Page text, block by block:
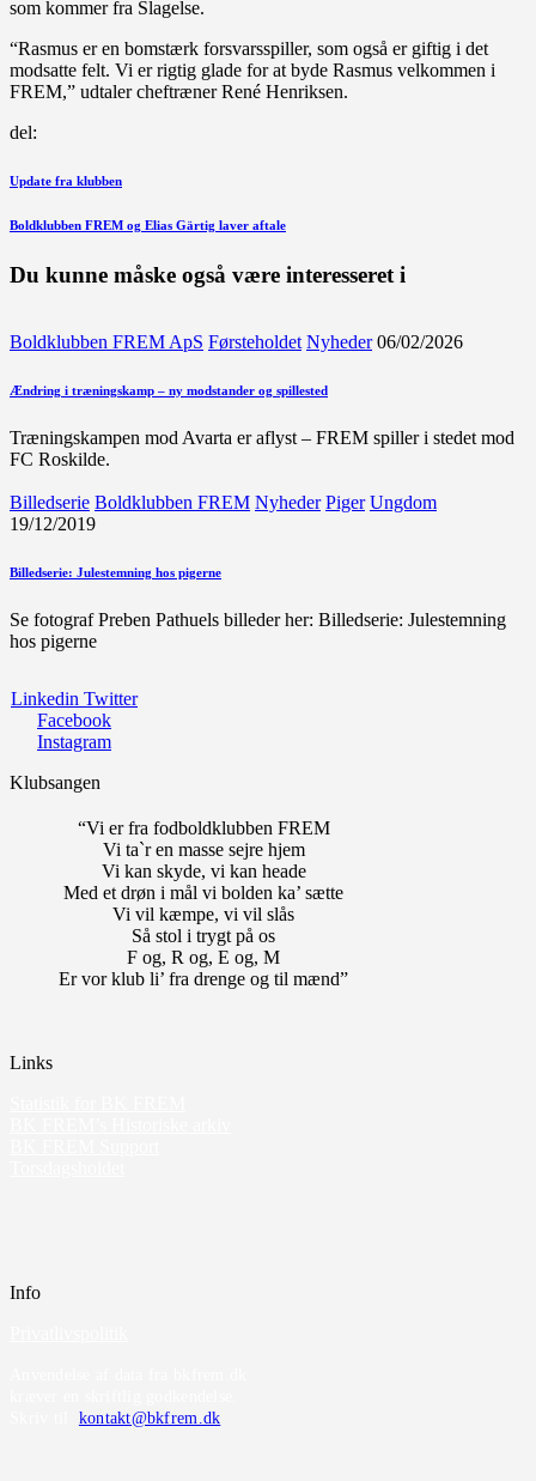
som kommer fra Slagelse.
“Rasmus er en bomstærk forsvarsspiller, som også er giftig i det
modsatte felt. Vi er rigtig glade for at byde Rasmus velkommen i
FREM,” udtaler cheftræner René Henriksen.
del:
Indlægsnavigation
Forrige
Update fra klubben
Næste
Boldklubben FREM og Elias Gärtig laver aftale
Du kunne måske også være interesseret i
Boldklubben FREM ApS Førsteholdet Nyheder 06/02/2026
Ændring i træningskamp – ny modstander og spillested
Træningskampen mod Avarta er aflyst – FREM spiller i stedet mod
FC Roskilde.
Billedserie Boldklubben FREM Nyheder Piger Ungdom
19/12/2019
Billedserie: Julestemning hos pigerne
Se fotograf Preben Pathuels billeder her: Billedserie: Julestemning
hos pigerne
Linkedin Twitter
Facebook
Instagram
Klubsangen
“Vi er fra fodboldklubben FREM
Vi ta`r en masse sejre hjem
Vi kan skyde, vi kan heade
Med et drøn i mål vi bolden ka’ sætte
Vi vil kæmpe, vi vil slås
Så stol i trygt på os
F og, R og, E og, M
Er vor klub li’ fra drenge og til mænd”
Links
Info
kontakt@bkfrem.dk